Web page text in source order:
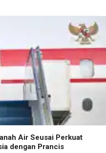
Air Seusai Perkuat
dengan Prancis